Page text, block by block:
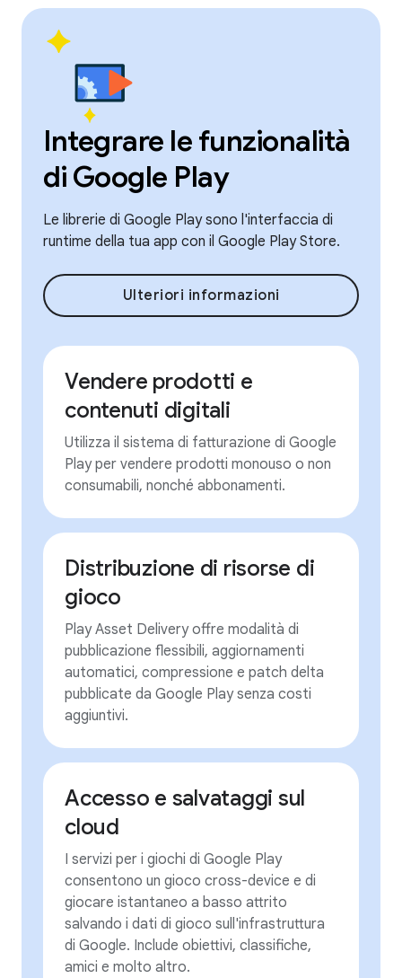
Integrare le funzionalità
di Google Play
Le librerie di Google Play sono l'interfaccia di
runtime della tua app con il Google Play Store.
Ulteriori informazioni
Vendere prodotti e
contenuti digitali
Utilizza il sistema di fatturazione di Google
Play per vendere prodotti monouso o non
consumabili, nonché abbonamenti.
Distribuzione di risorse di
gioco
Play Asset Delivery offre modalità di
pubblicazione flessibili, aggiornamenti
automatici, compressione e patch delta
pubblicate da Google Play senza costi
aggiuntivi.
Accesso e salvataggi sul
cloud
I servizi per i giochi di Google Play
consentono un gioco cross-device e di
giocare istantaneo a basso attrito
salvando i dati di gioco sull'infrastruttura
di Google. Include obiettivi, classifiche,
amici e molto altro.